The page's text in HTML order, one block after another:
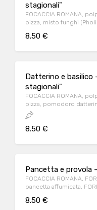
stagionali"
FOCACCIA ROMANA,
pizza, misto funghi
8.50 €
Datterino e basilico
stagionali"
FOCACCIA ROMANA,
pizza, pomodoro
8.50 €
Pancetta e provola
FOCACCIA ROMANA,
pancetta affumicata,
8.50 €